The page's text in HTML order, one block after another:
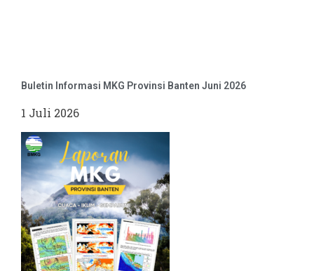
Buletin Informasi MKG Provinsi Banten Juni 2026
1 Juli 2026